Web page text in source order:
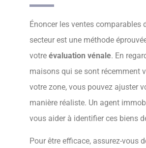
Énoncer les ventes comparables
secteur est une méthode
votre évaluation vénale. En
maisons qui se sont récemment
votre zone, vous pouvez ajuster
manière réaliste. Un agent
vous aider à identifier ces biens
Pour être efficace, assurez-vous